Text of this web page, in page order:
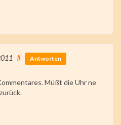
# Antworten
Müßt die Uhr ne